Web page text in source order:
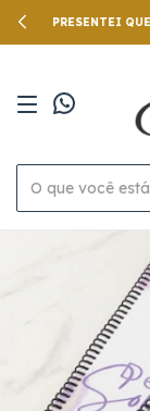
PRESENTEI QUEM